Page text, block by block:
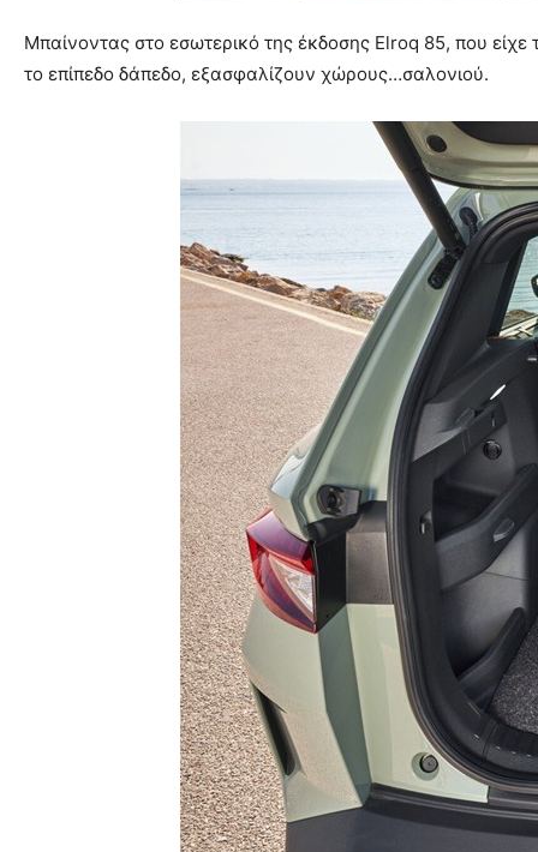
Μπαίνοντας στο εσωτερικό της έκδοσης Elroq 85, που είχε
το επίπεδο δάπεδο, εξασφαλίζουν χώρους…σαλονιού.